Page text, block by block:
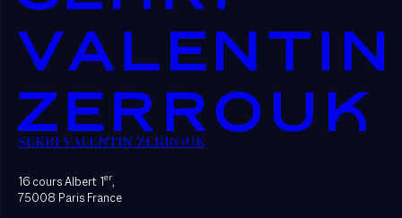
SEKRI VALENTIN ZERROUK
16 cours Albert 1er,
75008 Paris France